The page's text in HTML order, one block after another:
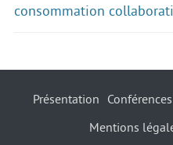
consommation
Présentation Conférences
Mentions